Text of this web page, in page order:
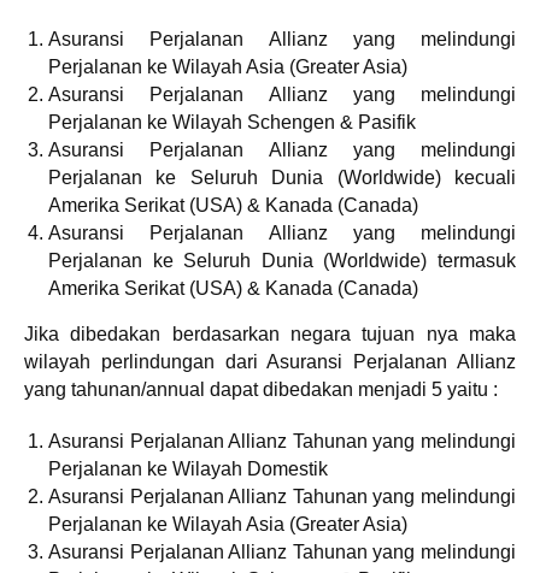
Asuransi Perjalanan Allianz yang melindungi
Perjalanan ke Wilayah Asia (Greater Asia)
Asuransi Perjalanan Allianz yang melindungi
Perjalanan ke Wilayah Schengen & Pasifik
Asuransi Perjalanan Allianz yang melindungi
Perjalanan ke Seluruh Dunia (Worldwide) kecuali
Amerika Serikat (USA) & Kanada (Canada)
Asuransi Perjalanan Allianz yang melindungi
Perjalanan ke Seluruh Dunia (Worldwide) termasuk
Amerika Serikat (USA) & Kanada (Canada)
Jika dibedakan berdasarkan negara tujuan nya maka
wilayah perlindungan dari Asuransi Perjalanan Allianz
yang tahunan/annual dapat dibedakan menjadi 5 yaitu :
Asuransi Perjalanan Allianz Tahunan yang melindungi
Perjalanan ke Wilayah Domestik
Asuransi Perjalanan Allianz Tahunan yang melindungi
Perjalanan ke Wilayah Asia (Greater Asia)
Asuransi Perjalanan Allianz Tahunan yang melindungi